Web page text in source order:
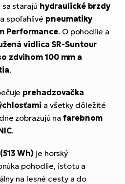
starajú hydraulické brzdy
spoľahlivé pneumatiky
Performance. O pohodlie a
vidlica SR-Suntour
zdvihom 100 mm a
.
prehadzovačka
a všetky dôležité
zobrazujú nafarebnom
.
Wh) je horský
pohodlie, istotu a
na lesné cesty a do